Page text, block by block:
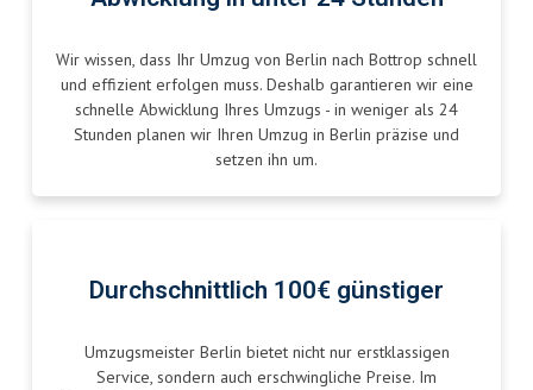
Wir wissen, dass Ihr Umzug von Berlin nach Bottrop schnell
und effizient erfolgen muss. Deshalb garantieren wir eine
schnelle Abwicklung Ihres Umzugs - in weniger als 24
Stunden planen wir Ihren Umzug in Berlin präzise und
setzen ihn um.
Durchschnittlich 100€ günstiger
Umzugsmeister Berlin bietet nicht nur erstklassigen
Service, sondern auch erschwingliche Preise. Im